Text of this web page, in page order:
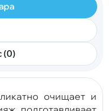
(0)
очищает и